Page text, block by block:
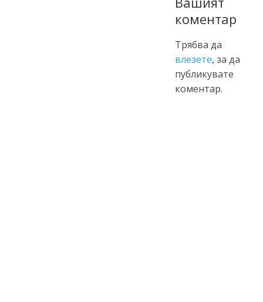
коментар
Трябва да
влезете, за да
публикувате
коментар.